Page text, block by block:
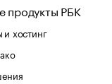
продукты РБК
хостинг